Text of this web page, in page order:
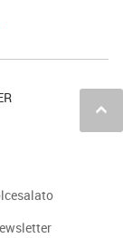
keyboard_arrow_up